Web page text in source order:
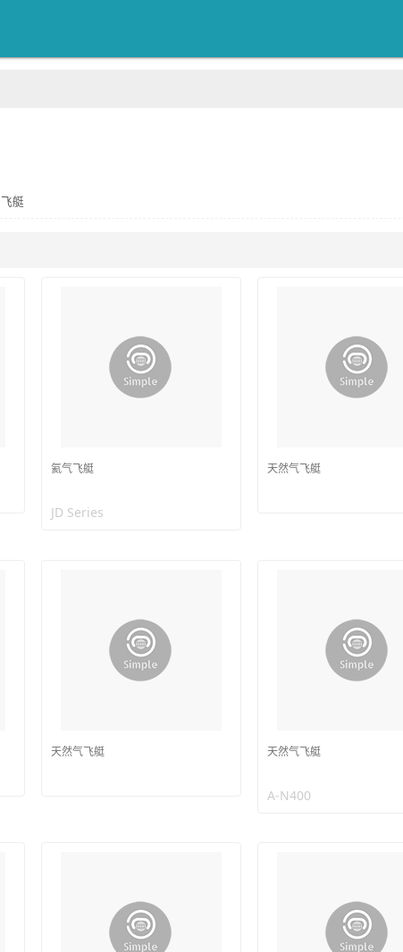
飞艇
氦气飞艇
JD Series
天然气飞艇
天然气飞艇 天然气飞艇
A-N400